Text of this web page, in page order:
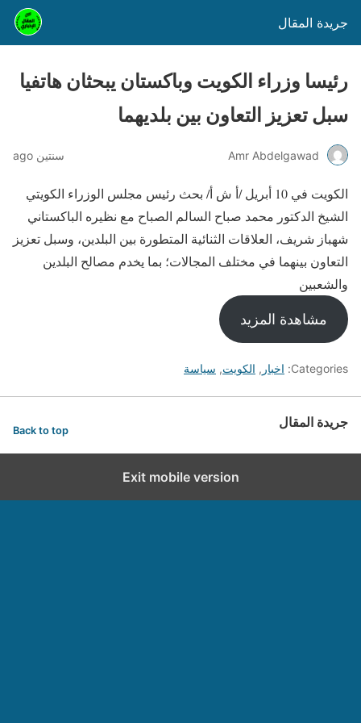
جريدة المقال
رئيسا وزراء الكويت وباكستان يبحثان هاتفيا
سبل تعزيز التعاون بين بلديهما
Amr Abdelgawad سنتين ago
الكويت في 10 أبريل /أ ش أ/ بحث رئيس مجلس الوزراء الكويتي
الشيخ الدكتور محمد صباح السالم الصباح مع نظيره الباكستاني
شهباز شريف، العلاقات الثنائية المتطورة بين البلدين، وسبل تعزيز
التعاون بينهما في مختلف المجالات؛ بما يخدم مصالح البلدين
والشعبين
مشاهدة المزيد
Categories: اخبار , الكويت, سياسة
جريدة المقال Back to top
Exit mobile version